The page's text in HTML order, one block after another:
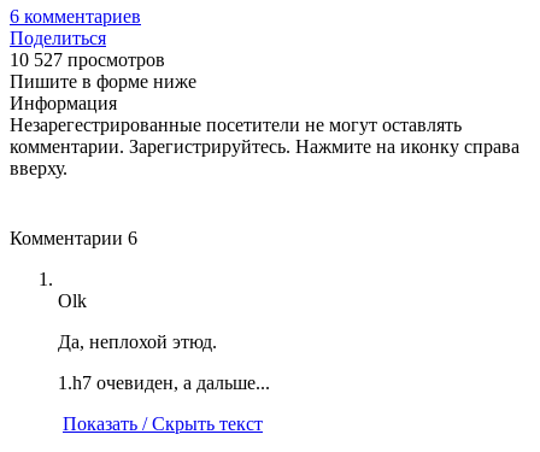
6 комментариев
Поделиться
10 527 просмотров
Пишите в форме ниже
Информация
Незарегестрированные посетители не могут оставлять
комментарии. Зарегистрируйтесь. Нажмите на иконку справа
вверху.
Комментарии 6
Olk
Да, неплохой этюд.
1.h7 очевиден, а дальше...
Показать / Скрыть текст